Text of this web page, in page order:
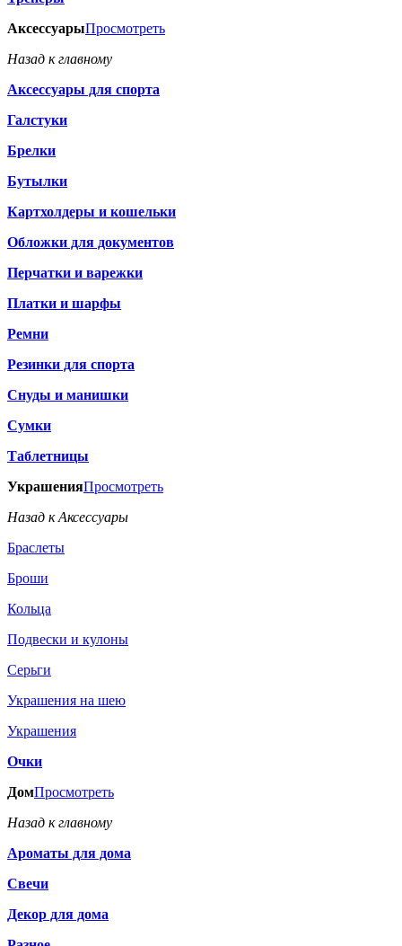
АксессуарыПросмотреть
Назад к главному
Аксессуары для спорта
Галстуки
Брелки
Бутылки
Картхолдеры и кошельки
Обложки для документов
Перчатки и варежки
Платки и шарфы
Ремни
Резинки для спорта
Снуды и манишки
Сумки
Таблетницы
УкрашенияПросмотреть
Назад к Аксессуары
Браслеты
Броши
Кольца
Подвески и кулоны
Серьги
Украшения на шею
Украшения
Очки
ДомПросмотреть
Назад к главному
Ароматы для дома
Свечи
Декор для дома